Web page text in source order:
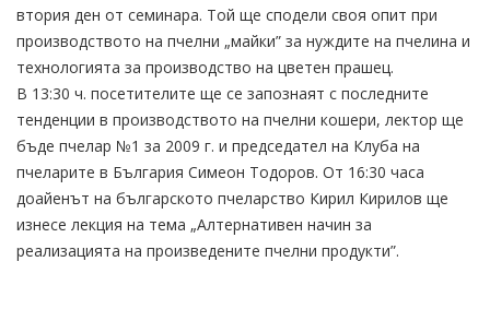
втория ден от семинара. Той ще сподели своя опит при
производството на пчелни „майки” за нуждите на пчелина и
технологията за производство на цветен прашец.
В 13:30 ч. посетителите ще се запознаят с последните
тенденции в производството на пчелни кошери, лектор ще
бъде пчелар №1 за 2009 г. и председател на Клуба на
пчеларите в България Симеон Тодоров. От 16:30 часа
доайенът на българското пчеларство Кирил Кирилов ще
изнесе лекция на тема „Алтернативен начин за
реализацията на произведените пчелни продукти”.